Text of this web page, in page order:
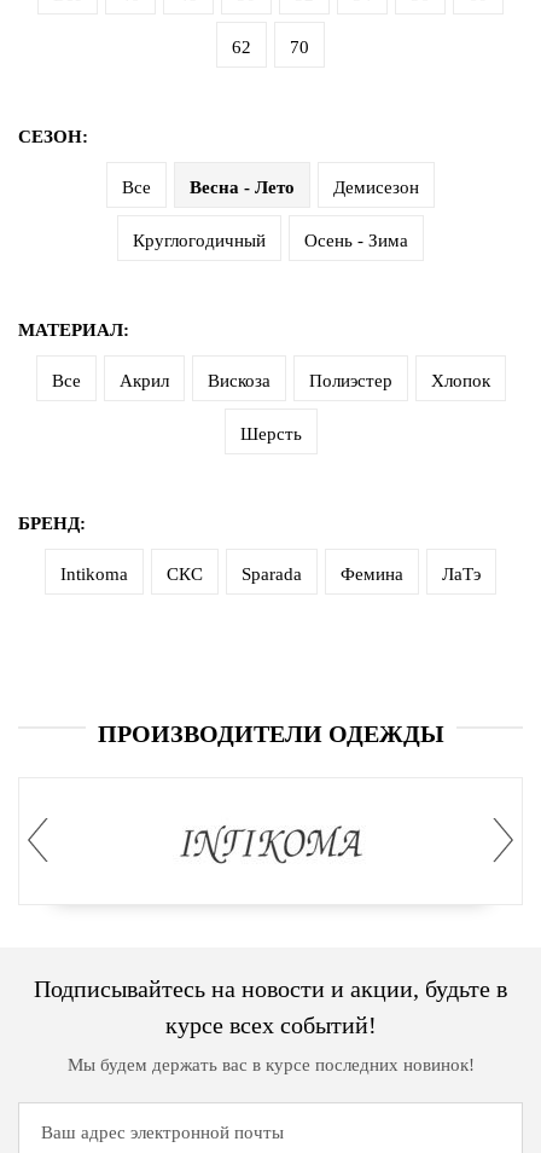
62 70
СЕЗОН:
Все Весна - Лето Демисезон
Круглогодичный Осень - Зима
МАТЕРИАЛ:
Все Акрил Вискоза Полиэстер Хлопок
Шерсть
БРЕНД:
Intikoma СКС Sparada Фемина ЛаТэ
ПРОИЗВОДИТЕЛИ ОДЕЖДЫ
Подписывайтесь на новости и акции, будьте в
курсе всех событий!
Мы будем держать вас в курсе последних новинок!